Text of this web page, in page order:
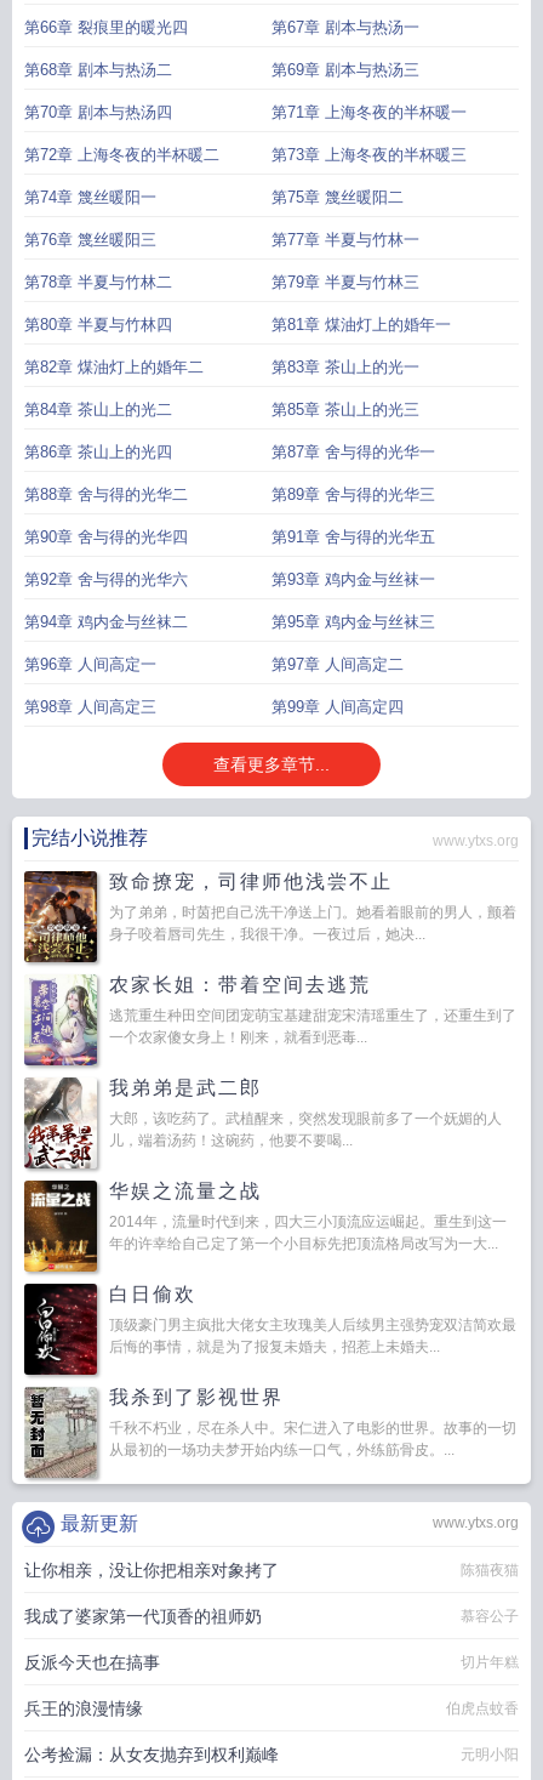
第66章 裂痕里的暖光四 第67章 剧本与热汤一
第68章 剧本与热汤二 第69章 剧本与热汤三
第70章 剧本与热汤四 第71章 上海冬夜的半杯暖一
第72章 上海冬夜的半杯暖二 第73章 上海冬夜的半杯暖三
第74章 篾丝暖阳一 第75章 篾丝暖阳二
第76章 篾丝暖阳三 第77章 半夏与竹林一
第78章 半夏与竹林二 第79章 半夏与竹林三
第80章 半夏与竹林四 第81章 煤油灯上的婚年一
第82章 煤油灯上的婚年二 第83章 茶山上的光一
第84章 茶山上的光二 第85章 茶山上的光三
第86章 茶山上的光四 第87章 舍与得的光华一
第88章 舍与得的光华二 第89章 舍与得的光华三
第90章 舍与得的光华四 第91章 舍与得的光华五
第92章 舍与得的光华六 第93章 鸡内金与丝袜一
第94章 鸡内金与丝袜二 第95章 鸡内金与丝袜三
第96章 人间高定一 第97章 人间高定二
第98章 人间高定三 第99章 人间高定四
查看更多章节...
完结小说推荐 www.ytxs.org
致命撩宠，司律师他浅尝不止
为了弟弟，时茵把自己洗干净送上门。她看着眼前的男人，颤着
身子咬着唇司先生，我很干净。一夜过后，她决...
农家长姐：带着空间去逃荒
逃荒重生种田空间团宠萌宝基建甜宠宋清瑶重生了，还重生到了
一个农家傻女身上！刚来，就看到恶毒...
我弟弟是武二郎
大郎，该吃药了。武植醒来，突然发现眼前多了一个妩媚的人
儿，端着汤药！这碗药，他要不要喝...
华娱之流量之战
2014年，流量时代到来，四大三小顶流应运崛起。重生到这一
年的许幸给自己定了第一个小目标先把顶流格局改写为一大...
白日偷欢
顶级豪门男主疯批大佬女主玫瑰美人后续男主强势宠双洁简欢最
后悔的事情，就是为了报复未婚夫，招惹上未婚夫...
我杀到了影视世界
千秋不朽业，尽在杀人中。宋仁进入了电影的世界。故事的一切
从最初的一场功夫梦开始内练一口气，外练筋骨皮。...
www.ytxs.org
最新更新
让你相亲，没让你把相亲对象拷了 陈猫夜猫
我成了婆家第一代顶香的祖师奶 慕容公子
反派今天也在搞事 切片年糕
兵王的浪漫情缘 伯虎点蚊香
公考捡漏：从女友抛弃到权利巅峰 元明小阳